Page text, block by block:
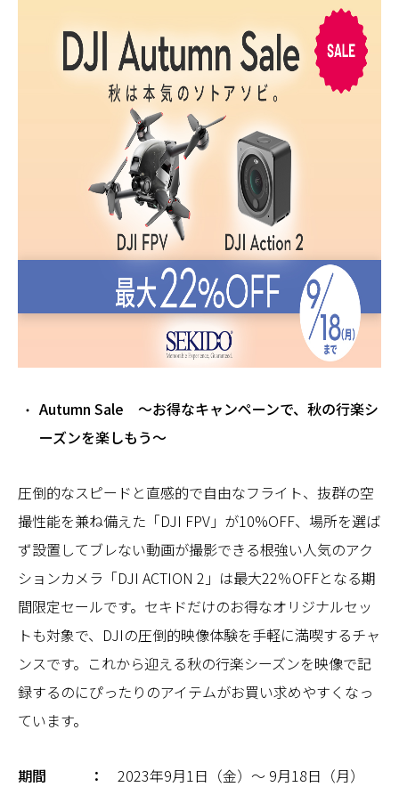
Autumn Sale ～お得なキャンペーンで、秋の行楽シ
ーズンを楽しもう～
圧倒的なスピードと直感的で自由なフライト、抜群の空
撮性能を兼ね備えた「DJI FPV」が10%OFF、場所を選ば
ず設置してブレない動画が撮影できる根強い人気のアク
ションカメラ「DJI ACTION 2」は最大22％OFFとなる期
間限定セールです。セキドだけのお得なオリジナルセッ
トも対象で、DJIの圧倒的映像体験を手軽に満喫するチャ
ンスです。これから迎える秋の行楽シーズンを映像で記
録するのにぴったりのアイテムがお買い求めやすくなっ
ています。
期間 ： 2023年9月1日（金）～ 9月18日（月）